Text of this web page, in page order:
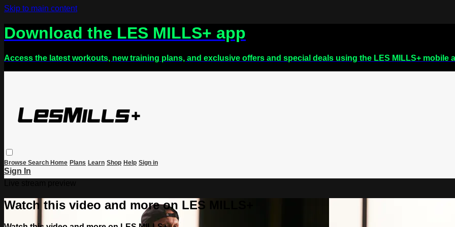
Skip to main content
Download the LES MILLS+ app
Access the latest workouts, new training plans, and exclusive offers and special deals using the LES MILLS+ mobile
Browse Search Home Plans Learn Shop Help Sign in
Sign In
Watch this video and more on LES MILLS+